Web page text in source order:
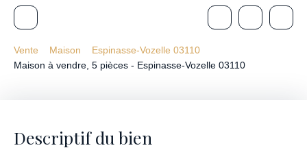
Vente Maison
Espinasse-Vozelle 03110
Maison à vendre, 5 pièces - Espinasse-Vozelle 03110
Descriptif du bien